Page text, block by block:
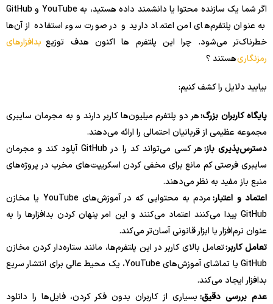
اگر شما یک سازنده محتوا یا دانشمند داده هستید، به YouTube و GitHub
به عنوان پلتفرم‌های امن اعتماد دارید و در صورت سوء استفاده از آن‌ها
خطرناک‌تر می‌شود. چرا این پلتفرم ها اکنون هدف توزیع بدافزارهای
رمزنگاریهستند ؟
بیایید دلایل را کشف کنیم:
پایگاه کاربران بزرگ:هر دو پلتفرم میلیون‌ها کاربر دارند و به مجرمان سایبری
مجموعه عظیمی از قربانیان احتمالی را ارائه می‌دهند.
دسترس‌پذیری باز:
هر کسی می‌تواند کد را در GitHub آپلود کند و مجرمان
سایبری فرصتی کم مانع برای مخفی کردن اسکریپت‌های مخرب در پروژه‌های
منبع باز مفید به نظر می‌دهند.
اعتماد و اعتبار:
مردم به محتوایی که در آموزش‌های YouTube یا مخازن
GitHub پیدا می‌کنند اعتماد می‌کنند و این امر پنهان کردن بدافزارها را به
عنوان نرم‌افزار یا ابزار قانونی آسان‌تر می‌کند.
تعامل کاربر:تعامل بالای کاربر در این پلتفرم‌ها، مانند ستاره‌دار کردن مخازن
GitHub یا تماشای آموزش‌های YouTube، یک محیط عالی برای انتشار سریع
بدافزار ایجاد می‌کند.
عدم بررسی دقیق:بسیاری از کاربران بدون فکر کردن، فایل‌ها را دانلود